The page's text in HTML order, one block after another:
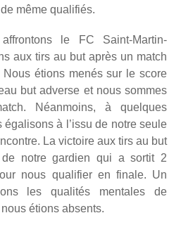
même qualifiés.
le FC Saint-Martin-
aux tirs au but après un match
étions menés sur le score
but adverse et nous sommes
Néanmoins, à quelques
à l’issu de notre seule
La victoire aux tirs au but
notre gardien qui a sortit 2
nous qualifier en finale. Un
les qualités mentales de
étions absents.